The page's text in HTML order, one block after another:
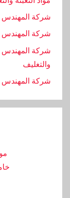
شركة المهندس
شركة المهندس
شركة المهندس
والتغليف
‏شركة المهندس